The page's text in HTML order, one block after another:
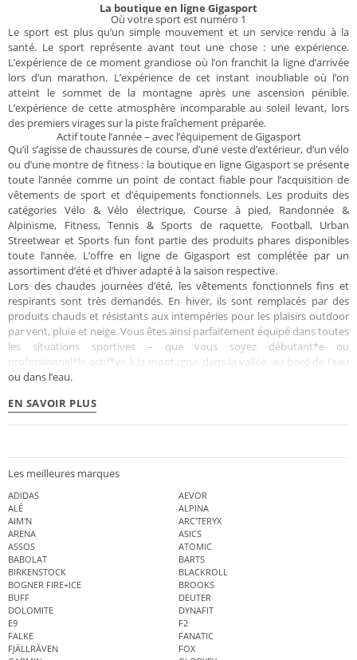
La boutique en ligne Gigasport
Où votre sport est numéro 1
Le sport est plus qu’un simple mouvement et un service rendu à la
santé. Le sport représente avant tout une chose : une expérience.
L’expérience de ce moment grandiose où l’on franchit la ligne d’arrivée
lors d’un marathon. L’expérience de cet instant inoubliable où l’on
atteint le sommet de la montagne après une ascension pénible.
L’expérience de cette atmosphère incomparable au soleil levant, lors
des premiers virages sur la piste fraîchement préparée.
Actif toute l’année – avec l’équipement de Gigasport
Qu’il s’agisse de chaussures de course, d’une veste d’extérieur, d’un vélo
ou d’une montre de fitness : la boutique en ligne Gigasport se présente
toute l’année comme un point de contact fiable pour l’acquisition de
vêtements de sport et d’équipements fonctionnels. Les produits des
catégories Vélo & Vélo électrique, Course à pied, Randonnée &
Alpinisme, Fitness, Tennis & Sports de raquette, Football, Urban
Streetwear et Sports fun font partie des produits phares disponibles
toute l’année. L’offre en ligne de Gigasport est complétée par un
assortiment d’été et d’hiver adapté à la saison respective.
Lors des chaudes journées d’été, les vêtements fonctionnels fins et
respirants sont très demandés. En hiver, ils sont remplacés par des
produits chauds et résistants aux intempéries pour les plaisirs outdoor
par vent, pluie et neige. Vous êtes ainsi parfaitement équipé dans toutes
les situations sportives – que vous soyez débutant*e ou
professionnel*le actif*ve à la montagne, dans la vallée, au bord de l’eau
ou dans l’eau.
EN SAVOIR PLUS
Les meilleures marques
ADIDAS
AEVOR
ALÉ
ALPINA
AIM'N
ARC'TERYX
ARENA
ASICS
ASSOS
ATOMIC
BABOLAT
BARTS
BIRKENSTOCK
BLACKROLL
BOGNER FIRE+ICE
BROOKS
BUFF
DEUTER
DOLOMITE
DYNAFIT
E9
F2
FALKE
FANATIC
FJÄLLRÄVEN
FOX